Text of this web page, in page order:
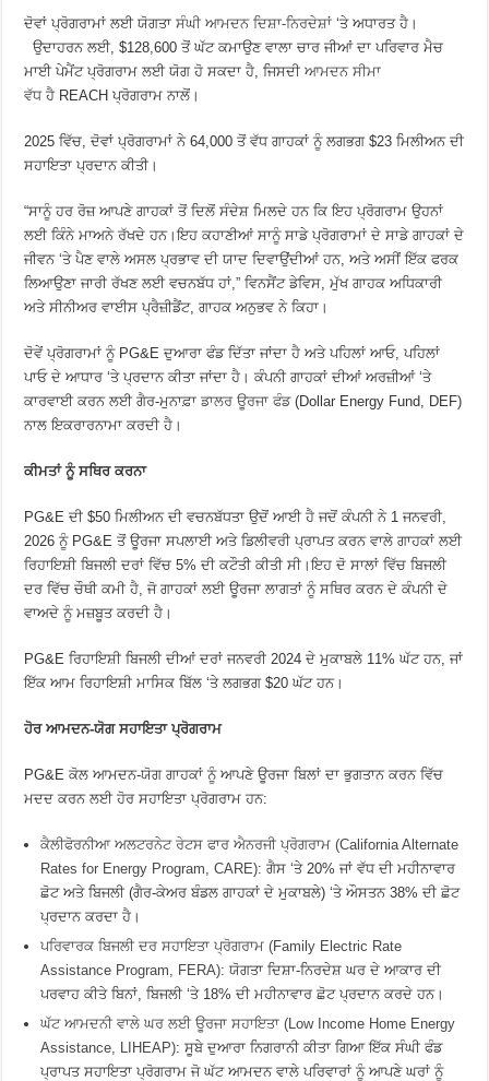
ਦੋਵਾਂ ਪ੍ਰੋਗਰਾਮਾਂ ਲਈ ਯੋਗਤਾਸੰਘੀ ਆਮਦਨ ਦਿਸ਼ਾ-ਨਿਰਦੇਸ਼ਾਂ ‘ਤੇ ਅਧਾਰਤ ਹੈ।
ਉਦਾਹਰਨ ਲਈ, $128,600 ਤੋਂ ਘੱਟ ਕਮਾਉਣ ਵਾਲਾ ਚਾਰ ਜੀਆਂ ਦਾ ਪਰਿਵਾਰ ਮੈਚ
ਮਾਈ ਪੇਮੈਂਟ ਪ੍ਰੋਗਰਾਮ ਲਈ ਯੋਗ ਹੋ ਸਕਦਾ ਹੈ, ਜਿਸਦੀਆਮਦਨ ਸੀਮਾ
ਵੱਧਹੈ REACH ਪ੍ਰੋਗਰਾਮ ਨਾਲੋਂ।
2025 ਵਿੱਚ, ਦੋਵਾਂ ਪ੍ਰੋਗਰਾਮਾਂ ਨੇ 64,000 ਤੋਂ ਵੱਧ ਗਾਹਕਾਂ ਨੂੰ ਲਗਭਗ $23 ਮਿਲੀਅਨ ਦੀ
ਸਹਾਇਤਾ ਪ੍ਰਦਾਨ ਕੀਤੀ।
“ਸਾਨੂੰ ਹਰ ਰੋਜ਼ ਆਪਣੇ ਗਾਹਕਾਂ ਤੋਂ ਦਿਲੋਂ ਸੰਦੇਸ਼ ਮਿਲਦੇ ਹਨ ਕਿ ਇਹ ਪ੍ਰੋਗਰਾਮ ਉਹਨਾਂ
ਲਈ ਕਿੰਨੇ ਮਾਅਨੇ ਰੱਖਦੇ ਹਨ।ਇਹ ਕਹਾਣੀਆਂ ਸਾਨੂੰ ਸਾਡੇ ਪ੍ਰੋਗਰਾਮਾਂ ਦੇ ਸਾਡੇ ਗਾਹਕਾਂ ਦੇ
ਜੀਵਨ ‘ਤੇ ਪੈਣ ਵਾਲੇ ਅਸਲ ਪ੍ਰਭਾਵ ਦੀ ਯਾਦ ਦਿਵਾਉਂਦੀਆਂ ਹਨ, ਅਤੇ ਅਸੀਂ ਇੱਕ ਫਰਕ
ਲਿਆਉਣਾ ਜਾਰੀ ਰੱਖਣ ਲਈ ਵਚਨਬੱਧ ਹਾਂ,” ਵਿਨਸੈਂਟ ਡੇਵਿਸ, ਮੁੱਖ ਗਾਹਕ ਅਧਿਕਾਰੀ
ਅਤੇ ਸੀਨੀਅਰ ਵਾਈਸ ਪ੍ਰੈਜ਼ੀਡੈਂਟ, ਗਾਹਕ ਅਨੁਭਵ ਨੇ ਕਿਹਾ।
ਦੋਵੇਂ ਪ੍ਰੋਗਰਾਮਾਂ ਨੂੰ PG&E ਦੁਆਰਾ ਫੰਡ ਦਿੱਤਾ ਜਾਂਦਾ ਹੈ ਅਤੇ ਪਹਿਲਾਂ ਆਓ, ਪਹਿਲਾਂ
ਪਾਓ ਦੇ ਆਧਾਰ ‘ਤੇ ਪ੍ਰਦਾਨ ਕੀਤਾ ਜਾਂਦਾ ਹੈ। ਕੰਪਨੀ ਗਾਹਕਾਂ ਦੀਆਂ ਅਰਜ਼ੀਆਂ ‘ਤੇ
ਕਾਰਵਾਈ ਕਰਨ ਲਈ ਗੈਰ-ਮੁਨਾਫ਼ਾਡਾਲਰ ਊਰਜਾ ਫੰਡ(Dollar Energy Fund, DEF)
ਨਾਲ ਇਕਰਾਰਨਾਮਾ ਕਰਦੀ ਹੈ।
ਕੀਮਤਾਂ ਨੂੰ ਸਥਿਰ ਕਰਨਾ
PG&E ਦੀ $50 ਮਿਲੀਅਨ ਦੀ ਵਚਨਬੱਧਤਾ ਉਦੋਂ ਆਈ ਹੈ ਜਦੋਂ ਕੰਪਨੀ ਨੇ 1 ਜਨਵਰੀ,
2026 ਨੂੰ PG&E ਤੋਂ ਊਰਜਾ ਸਪਲਾਈ ਅਤੇ ਡਿਲੀਵਰੀ ਪ੍ਰਾਪਤ ਕਰਨ ਵਾਲੇ ਗਾਹਕਾਂ ਲਈ
ਰਿਹਾਇਸ਼ੀ ਬਿਜਲੀ ਦਰਾਂ ਵਿੱਚ 5% ਦੀ ਕਟੌਤੀ ਕੀਤੀ ਸੀ।ਇਹ ਦੋ ਸਾਲਾਂ ਵਿੱਚ ਬਿਜਲੀ
ਦਰ ਵਿੱਚ ਚੌਥੀ ਕਮੀ ਹੈ, ਜੋ ਗਾਹਕਾਂ ਲਈ ਊਰਜਾ ਲਾਗਤਾਂ ਨੂੰ ਸਥਿਰ ਕਰਨ ਦੇ ਕੰਪਨੀ ਦੇ
ਵਾਅਦੇ ਨੂੰ ਮਜ਼ਬੂਤ ​​ਕਰਦੀ ਹੈ।
PG&E ਰਿਹਾਇਸ਼ੀ ਬਿਜਲੀ ਦੀਆਂ ਦਰਾਂ ਜਨਵਰੀ 2024 ਦੇ ਮੁਕਾਬਲੇ 11% ਘੱਟ ਹਨ, ਜਾਂ
ਇੱਕ ਆਮ ਰਿਹਾਇਸ਼ੀ ਮਾਸਿਕ ਬਿੱਲ ‘ਤੇ ਲਗਭਗ $20 ਘੱਟ ਹਨ।
ਹੋਰ ਆਮਦਨ-ਯੋਗ ਸਹਾਇਤਾ ਪ੍ਰੋਗਰਾਮ
PG&E ਕੋਲ ਆਮਦਨ-ਯੋਗ ਗਾਹਕਾਂ ਨੂੰ ਆਪਣੇ ਊਰਜਾ ਬਿਲਾਂ ਦਾ ਭੁਗਤਾਨ ਕਰਨ ਵਿੱਚ
ਮਦਦ ਕਰਨ ਲਈ ਹੋਰ ਸਹਾਇਤਾ ਪ੍ਰੋਗਰਾਮ ਹਨ:
ਕੈਲੀਫੋਰਨੀਆ ਅਲਟਰਨੇਟ ਰੇਟਸ ਫਾਰ ਐਨਰਜੀ ਪ੍ਰੋਗਰਾਮ (California Alternate
Rates for Energy Program, CARE): ਗੈਸ ‘ਤੇ 20% ਜਾਂ ਵੱਧ ਦੀ ਮਹੀਨਾਵਾਰ
ਛੋਟ ਅਤੇ ਬਿਜਲੀ (ਗੈਰ-ਕੇਅਰ ਬੰਡਲ ਗਾਹਕਾਂ ਦੇ ਮੁਕਾਬਲੇ) ‘ਤੇ ਔਸਤਨ 38% ਦੀ ਛੋਟ
ਪ੍ਰਦਾਨ ਕਰਦਾ ਹੈ।
ਪਰਿਵਾਰਕ ਬਿਜਲੀ ਦਰ ਸਹਾਇਤਾ ਪ੍ਰੋਗਰਾਮ (Family Electric Rate
Assistance Program, FERA): ਯੋਗਤਾ ਦਿਸ਼ਾ-ਨਿਰਦੇਸ਼ ਘਰ ਦੇ ਆਕਾਰ ਦੀ
ਪਰਵਾਹ ਕੀਤੇ ਬਿਨਾਂ, ਬਿਜਲੀ ‘ਤੇ 18% ਦੀ ਮਹੀਨਾਵਾਰ ਛੋਟ ਪ੍ਰਦਾਨ ਕਰਦੇ ਹਨ।
ਘੱਟ ਆਮਦਨੀ ਵਾਲੇ ਘਰ ਲਈ ਊਰਜਾ ਸਹਾਇਤਾ (Low Income Home Energy
Assistance, LIHEAP): ਸੂਬੇ ਦੁਆਰਾ ਨਿਗਰਾਨੀ ਕੀਤਾ ਗਿਆ ਇੱਕ ਸੰਘੀ ਫੰਡ
ਪ੍ਰਾਪਤ ਸਹਾਇਤਾ ਪ੍ਰੋਗਰਾਮ ਜੋ ਘੱਟ ਆਮਦਨ ਵਾਲੇ ਪਰਿਵਾਰਾਂ ਨੂੰ ਆਪਣੇ ਘਰਾਂ ਨੂੰ